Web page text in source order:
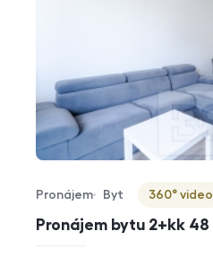
Pronájem bytu 2+kk
Typ nabídky
Pronájem
Typ nemovitosti
Byt
Virtuální prohlídka
360° video